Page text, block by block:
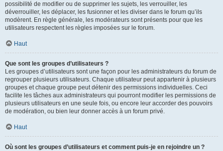
possibilité de modifier ou de supprimer les sujets, les verrouiller, les
déverrouiller, les déplacer, les fusionner et les diviser dans le forum qu’ils
modèrent. En règle générale, les modérateurs sont présents pour que les
utilisateurs respectent les règles imposées sur le forum.
Haut
Que sont les groupes d’utilisateurs ?
Les groupes d’utilisateurs sont une façon pour les administrateurs du forum de
regrouper plusieurs utilisateurs. Chaque utilisateur peut appartenir à plusieurs
groupes et chaque groupe peut détenir des permissions individuelles. Ceci
facilite les tâches aux administrateurs qui pourront modifier les permissions de
plusieurs utilisateurs en une seule fois, ou encore leur accorder des pouvoirs
de modération, ou bien leur donner accès à un forum privé.
Haut
Où sont les groupes d’utilisateurs et comment puis-je en rejoindre un ?